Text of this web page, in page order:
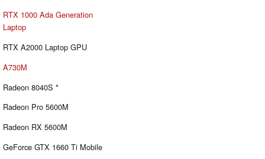
RTX 1000 Ada Generation
Laptop
RTX A2000 Laptop GPU
A730M
Radeon 8040S *
Radeon Pro 5600M
Radeon RX 5600M
GeForce GTX 1660 Ti Mobile